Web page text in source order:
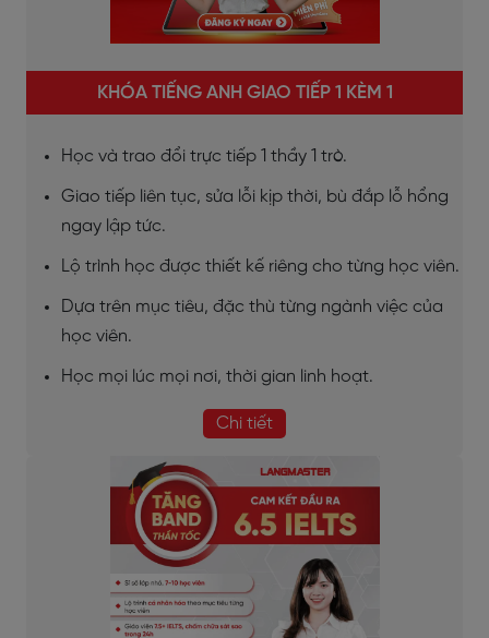
KHÓA TIẾNG ANH GIAO TIẾP 1 KÈM 1
Học và trao đổi trực tiếp 1 thầy 1 trò.
Giao tiếp liên tục, sửa lỗi kịp thời, bù đắp lỗ hổng
ngay lập tức.
Lộ trình học được thiết kế riêng cho từng học viên.
Dựa trên mục tiêu, đặc thù từng ngành việc của
học viên.
Học mọi lúc mọi nơi, thời gian linh hoạt.
Chi tiết